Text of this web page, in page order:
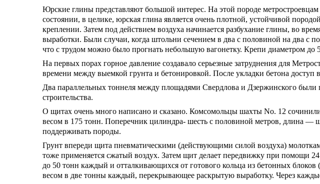
Юрские глины представляют большой интерес. На этой породе
состоянии, в целике, юрская глина является очень плотной, устойчивой
креплении. Затем под действием воздуха начинается разбухание глины, во
выработки. Были случаи, когда штольни сечением в два с половиной на два с
что с трудом можно было прогнать небольшую вагонетку. Крепи диаметром до
На первых порах горное давление создавало серьезные затруднения для
времени между выемкой грунта и бетонировкой. После укладки бетона доступ
Два параллельных тоннеля между площадями Свердлова и Дзержинского
строительства.
О щитах очень много написано и сказано. Комсомольцы шахты No. 12
весом в 175 тонн. Поперечник цилиндра- шесть с половиной метров, длина
поддерживать породы.
Грунт впереди щита пневматическими (действующими силой воздуха)
тоже применяется сжатый воздух. Затем щит делает передвижку при помощи
до 50 тонн каждый и отталкивающихся от готового кольца из бетонных
весом в две тонны каждый, перекрывающее раскрытую выработку. Через